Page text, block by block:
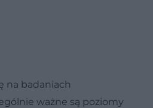
na badaniach
ważne są poziomy